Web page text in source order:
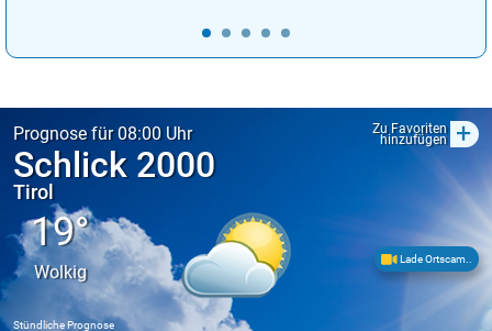
Prognose für 08:00 Uhr Zu Favoriten
hinzufügen +
Schlick 2000
Tirol
19°
Wolkig
Lade Ortscam..
Stündliche Prognose